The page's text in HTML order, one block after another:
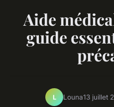
Aide
guide
L Louna13 juillet